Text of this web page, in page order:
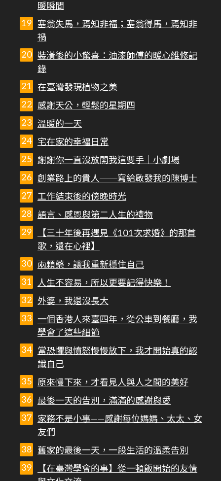
暖瞬間
塞翁失馬，焉知非福；塞翁得馬，焉知非
禍
裝潢後的小驚喜：油漆師傅的暖心維修記
錄
在臺灣發現植物之美
感謝天公，輕鬆的星期四
溫暖的一天
宅在家的幸福日常
謝謝你一直沒放開我這雙手｜小劇場
創業路上的貴人──寫給啟發我的陳博士
工作結束後的傍晚時光
語言、感恩與第二人生的禮物
【三十年後再遇見《101次求婚》的那首
歌，還在心裡】
兩顆藥，讓我重新穩住自己
人生不容易，所以更要記得快樂！
外婆，我還沒長大
一個香港人來臺四年，從公車到餐廳，我
學會了這些細節
當恐懼與憤怒慢慢放下，我才開始真的認
識自己
原來慢下來，才看見人與人之間的美好
最後一天的告別，滿滿的感謝與愛
家務不是小事——感謝每位媽媽、太太、女
友們
舊家的最後一天，一段生活的溫柔告別
【在臺灣學會的事】從一頓飯開始的友情